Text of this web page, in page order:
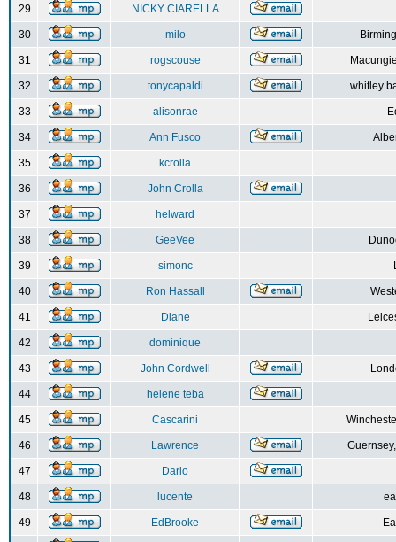
29 NICKY CIARELLA
30 milo
31 rogscouse
32 tonycapaldi whitley
33 alisonrae
34 Ann Fusco
35 kcrolla
36 John Crolla
37 helward
38 GeeVee
39 simonc
40 Ron Hassall
41 Diane
42 dominique
43 John Cordwell
44 helene teba
45 Cascarini
46 Lawrence
47 Dario
48 lucente
49 EdBrooke